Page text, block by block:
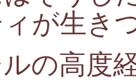
ィが生き
の高度